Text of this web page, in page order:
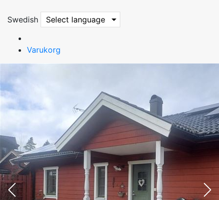
Swedish Select language
Varukorg